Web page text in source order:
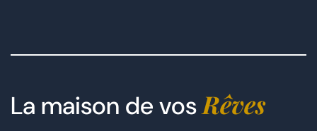
La maison de vosRêves